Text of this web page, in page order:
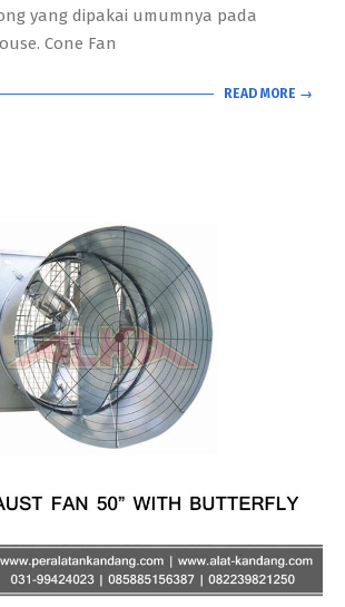
yang dipakai umumnya pada
Cone Fan
READ MORE →